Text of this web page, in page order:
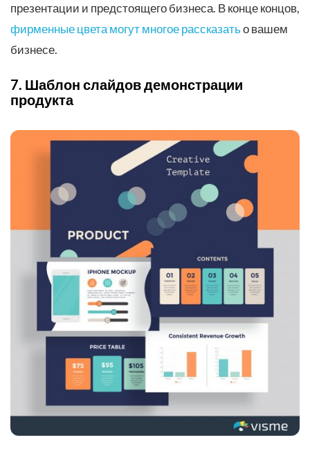
презентации и предстоящего бизнеса. В конце концов,
фирменные цвета могут многое рассказатьо вашем
бизнесе.
7. Шаблон слайдов демонстрации
продукта